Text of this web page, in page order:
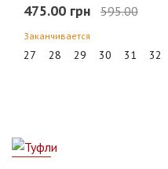
475.00 грн 595.00
Заканчивается
27 28 29 30 31 32